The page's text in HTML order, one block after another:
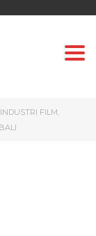
FILM,